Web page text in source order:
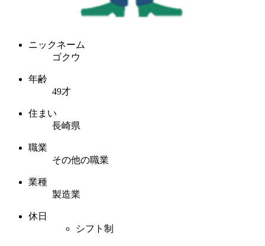
ニックネーム
ゴクウ
年齢
49才
住まい
長崎県
職業
その他の職業
業種
製造業
休日
シフト制